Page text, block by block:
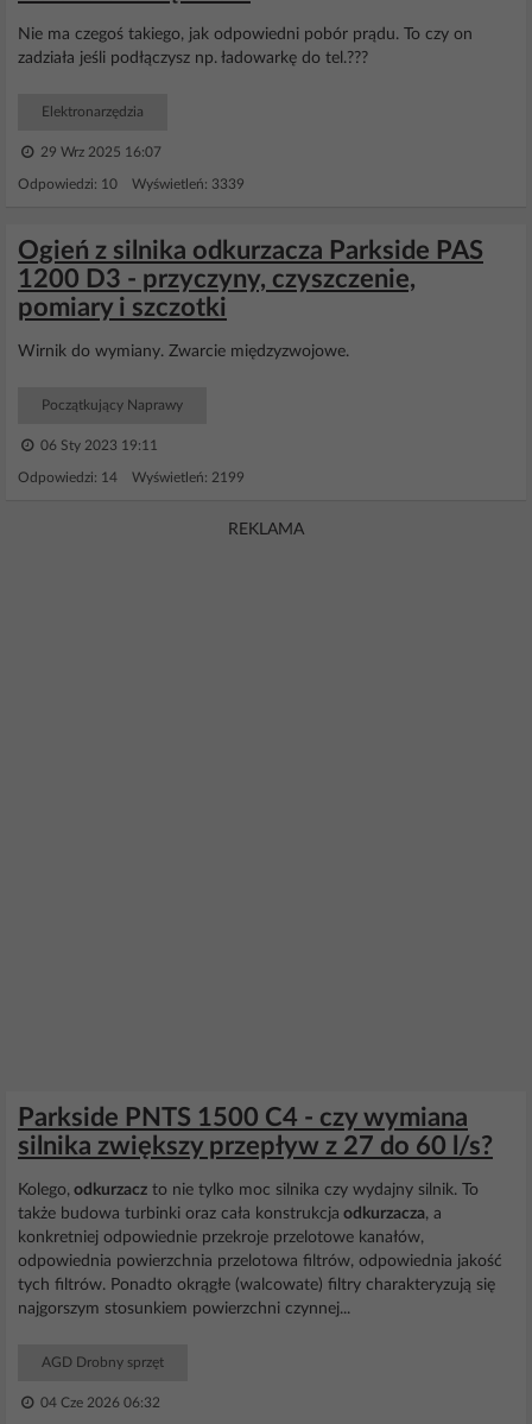
Nie ma czegoś takiego, jak odpowiedni pobór prądu. To czy on
zadziała jeśli podłączysz np. ładowarkę do tel.???
Elektronarzędzia
29 Wrz 2025 16:07
Odpowiedzi: 10 Wyświetleń: 3339
Ogień z silnika odkurzacza Parkside PAS
1200 D3 - przyczyny, czyszczenie,
pomiary i szczotki
Wirnik do wymiany. Zwarcie międzyzwojowe.
Początkujący Naprawy
06 Sty 2023 19:11
Odpowiedzi: 14 Wyświetleń: 2199
REKLAMA
Parkside PNTS 1500 C4 - czy wymiana
silnika zwiększy przepływ z 27 do 60 l/s?
Kolego, odkurzacz to nie tylko moc silnika czy wydajny silnik. To
także budowa turbinki oraz cała konstrukcja odkurzacza, a
konkretniej odpowiednie przekroje przelotowe kanałów,
odpowiednia powierzchnia przelotowa filtrów, odpowiednia jakość
tych filtrów. Ponadto okrągłe (walcowate) filtry charakteryzują się
najgorszym stosunkiem powierzchni czynnej...
AGD Drobny sprzęt
04 Cze 2026 06:32